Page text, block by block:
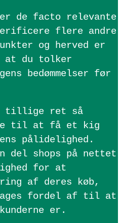
de facto relevante
flere andre
og herved er
at du tolker
bedømmelser før
tillige ret så
til at få et kig
pålidelighed.
del shops på nettet
for at
af deres køb,
fordel af til at
er.